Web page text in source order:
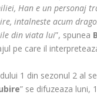
Han e un personaj
intalneste acum
din viata lui”, spunea
pe care il
1 din sezonul 2 al
” se difuzeaza luni,